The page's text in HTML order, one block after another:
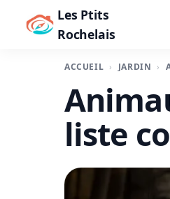
Les Ptits
Rochelais
ACCUEIL JARDIN
liste